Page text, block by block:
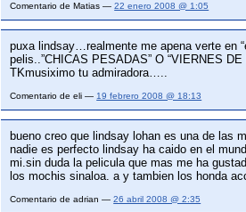
Comentario de Matias —22 enero 2008 @ 1:05
puxa lindsay…realmente me apena verte en
pelis..”CHICAS PESADAS” O “VIERNES
TKmusiximo tu admiradora…..
Comentario de eli — 19 febrero 2008 @ 18:13
bueno creo que lindsay lohan es una de las
nadie es perfecto lindsay ha caido en el
mi.sin duda la pelicula que mas me ha
los mochis sinaloa. a y tambien los honda
Comentario de adrian —26 abril 2008 @ 2:35